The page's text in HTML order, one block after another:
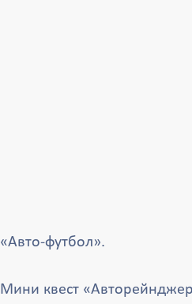
«Авто-футбол».
Мини квест